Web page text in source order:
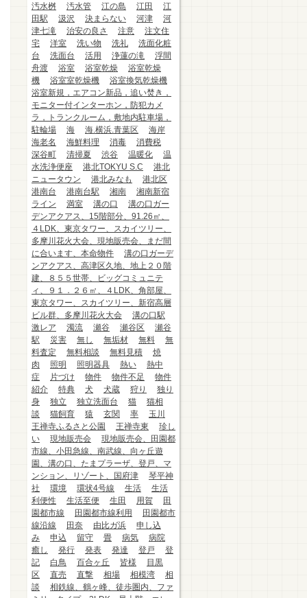
汚水桝
汚水管 江の島 江田
江
田駅
汲沢 決まらない 河津
河
津七滝
治安の良さ 注意
注文住
宅
洋室 洗い物 洗礼
洗面化粧
台
洗面台 活用 浄蓮の滝
浮間
舟渡
浴室 浴室乾燥
浴室乾燥
機
浴室室乾燥機
浴室換気乾燥機
浴室新規，エアコン新品，追い焚き，
モニター付インターホン，防犯カメ
ラ，トランクルーム，敷地内駐車場，
駐輪場
海 海.横浜.青葉区
海岸
海老名
海鮮料理 消毒
消費税
深谷町
清掃夏 渋谷 温暖化
温
水洗浄便座
港北TOKYU S.C
港北
ニュータウン
港北みなも
港北区
港南台
港南台駅 湘南
湘南新宿
ライン
満室 溝の口
溝の口ガー
デンアクアス、15階部分、91.26㎡、
４LDK、東京タワー、スカイツリー、
多摩川花火大会、現地販売会、まだ間
に合います、本命物件
溝の口ガーデ
ンアクアス、高津区久地、地上２０階
建、８５５世帯、ビッグコミュニテ
ィ、９１．２６㎡、４LDK、角部屋、
東京タワー、スカイツリー、新宿高層
ビル群、多摩川花火大会
溝の口駅
激レア
濁流 瀬谷 瀬谷区
瀬谷
駅
災害 無し 無垢材 無料
無
料査定
無料相談 無料見積
焼
肉
照明 照明器具 熱い
熱中
症
片づけ 物件 物件不足
物件
紹介
特典 犬 犬蔵 狩り
独り
身
独立 独立洗面台 猫
猫相
談
猫飼育 猿 玄関 率
玉川
王禅寺ふるさと公園
王禅寺東
珍し
い
現地販売会
現地販売会、田園都
市線、小田急線、南武線、向ヶ丘遊
園、溝の口、たまプラーザ、登戸、マ
ンション、リゾート、国府津
琴平神
社
環境 環状4号線 生活
生活
利便性
生活至便 生田 用賀
田
園都市線
田園都市線利用
田園都市
線沿線
田奈 由比ガ浜
申し込
み
申込 留守 畳 病気
病院
癒し
発行 発表 発達 登戸
登
記
白鳥 百合ヶ丘 皆様
目黒
区
直売 直撃 相場 相模湾
相
談
相鉄線、鶴ヶ峰、徒歩圏内、ファ